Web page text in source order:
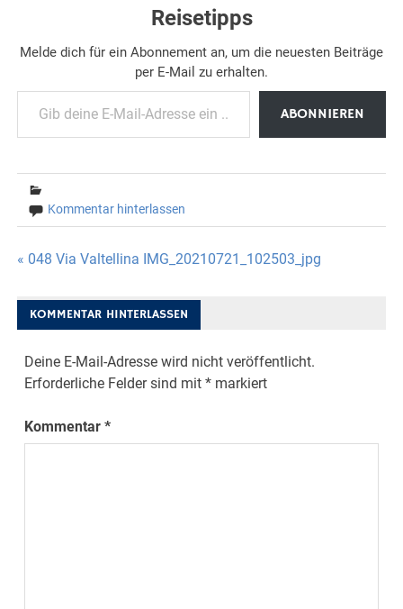
Reisetipps
Melde dich für ein Abonnement an, um die neuesten Beiträge
per E-Mail zu erhalten.
Gib deine E-Mail-Adresse ein ...
ABONNIEREN
Kommentar hinterlassen
Beitragsnavigation
« 048 Via Valtellina IMG_20210721_102503_jpg
KOMMENTAR HINTERLASSEN
Deine E-Mail-Adresse wird nicht veröffentlicht.
Erforderliche Felder sind mit* markiert
Kommentar*